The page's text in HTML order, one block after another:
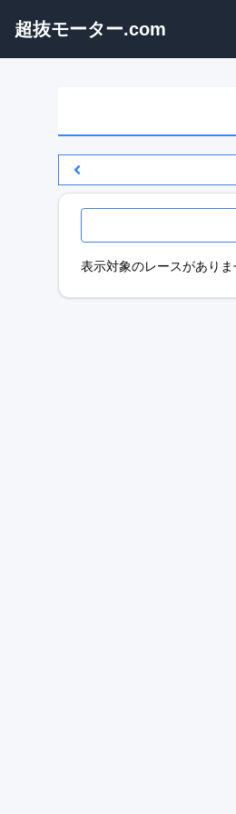
超抜モーター.com
表示対象のレースがありま